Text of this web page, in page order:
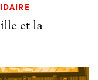
et la